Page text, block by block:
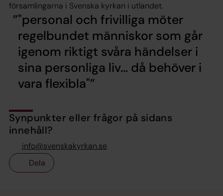
församlingarna i Svenska kyrkan i utlandet.
"personal och frivilliga möter
regelbundet människor som går
igenom riktigt svåra händelser i
sina personliga liv... då behöver i
vara flexibla"
Synpunkter eller frågor på sidans
innehåll?
info@svenskakyrkan.se
Dela